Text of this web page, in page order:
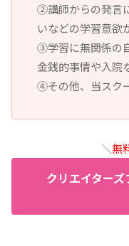
②講師からの発言
いなどの学習意欲
③学習に無関係の
金銭的事情や入院
④その他、当スク
＼無
クリエイター